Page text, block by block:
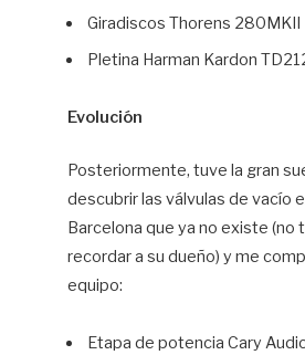
Giradiscos Thorens 280MKII
Pletina Harman Kardon
Evolución
Posteriormente, tuve la gran
descubrir las válvulas de vacío
Barcelona que ya no existe (no
recordar a su dueño) y me
equipo:
Etapa de potencia Cary